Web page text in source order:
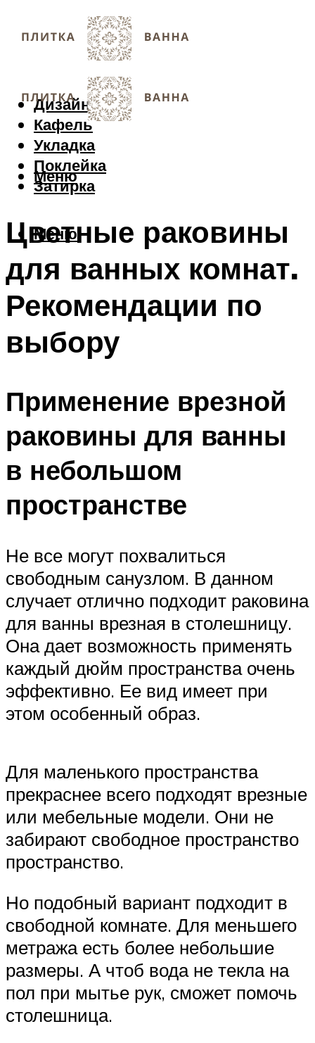
Дизайн
Кафель
Укладка
Поклейка
Затирка
Меню
Меню
Цветные раковины
для ванных комнат.
Рекомендации по
выбору
Применение врезной
раковины для ванны
в небольшом
пространстве
Не все могут похвалиться
свободным санузлом. В данном
случает отлично подходит раковина
для ванны врезная в столешницу.
Она дает возможность применять
каждый дюйм пространства очень
эффективно. Ее вид имеет при
этом особенный образ.
Для маленького пространства
прекраснее всего подходят врезные
или мебельные модели. Они не
забирают свободное пространство
пространство.
Но подобный вариант подходит в
свободной комнате. Для меньшего
метража есть более небольшие
размеры. А чтоб вода не текла на
пол при мытье рук, сможет помочь
столешница.